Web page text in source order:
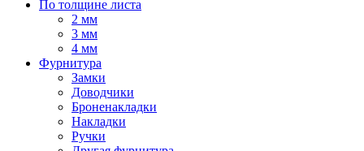
По толщине листа
2 мм
3 мм
4 мм
Фурнитура
Замки
Доводчики
Броненакладки
Накладки
Ручки